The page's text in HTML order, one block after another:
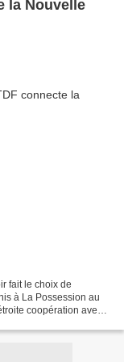
la Nouvelle
fait le choix de
à La Possession au
coopération avec